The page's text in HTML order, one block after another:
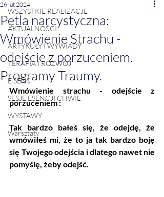
WSZYSTKIE REALIZACJE
AKTUALNOŚCI
ARTYKUŁY I WYWIADY
TERAPIA I ROZWÓJ
E SENS
SESJE ESENCJI CHWIL
WYSTAWY
Warsztaty
Pętla narcystyczna:
Wmówienie Strachu -
odejście z porzuceniem.
Programy Traumy.
26 lut 2024
Wmówienie strachu - odejście z
porzuceniem :
Tak bardzo bałeś się, że odejdę, że
wmówiłeś mi, że to ja tak bardzo boję
się Twojego odejścia i dlatego nawet nie
pomyślę, żeby odejść.